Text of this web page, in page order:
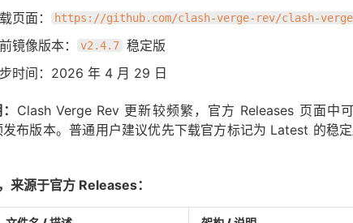
页面： https://github.com/clash-verge-rev/clash-
镜像版本： v2.4.7 稳定版
时间：2026 年 4 月 29 日
Clash Verge Rev 更新较频繁，官方 Releases 页面中
布版本。普通用户建议优先下载官方标记为 Latest 的稳
来源于官方 Releases：